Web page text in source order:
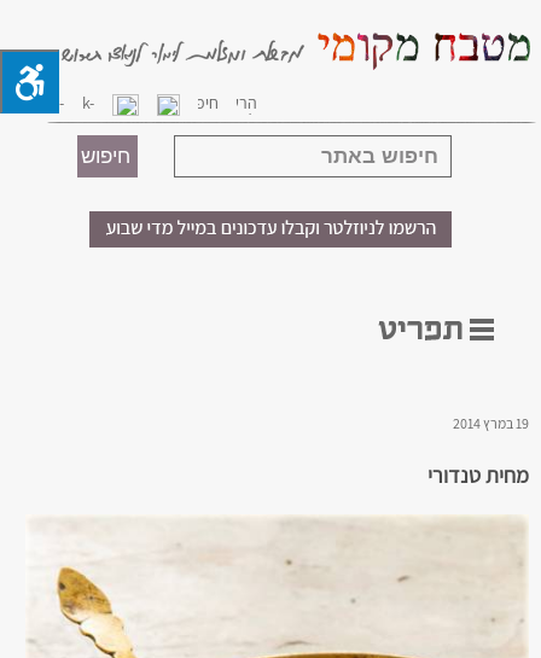
19 במרץ 2014
מחית טנדורי